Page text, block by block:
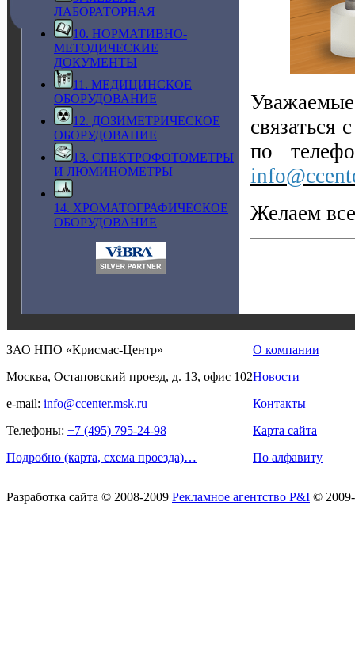
ЛАБОРАТОРНАЯ
10. НОРМАТИВНО-
МЕТОДИЧЕСКИЕ
ДОКУМЕНТЫ
11. МЕДИЦИНСКОЕ
ОБОРУДОВАНИЕ
12. ДОЗИМЕТРИЧЕСКОЕ
ОБОРУДОВАНИЕ
13. СПЕКТРОФОТОМЕТРЫ
И ЛЮМИНОМЕТРЫ
14. ХРОМАТОГРАФИЧЕСКОЕ
ОБОРУДОВАНИЕ
по
Желаем
ЗАО НПО «Крисмас-Центр»
Москва, Остаповский проезд, д. 13, офис 102
e-mail: info@ccenter.msk.ru
Телефоны: +7 (495) 795-24-98
Подробно (карта, схема проезда)…
О компании
Новости
Контакты
Карта сайта
По алфавиту
Разработка сайта © 2008-2009 Рекламное агентство P&I ©